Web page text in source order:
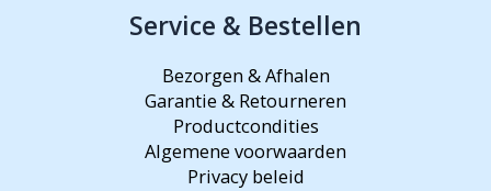
Service & Bestellen
Bezorgen & Afhalen
Garantie & Retourneren
Productcondities
Algemene voorwaarden
Privacy beleid